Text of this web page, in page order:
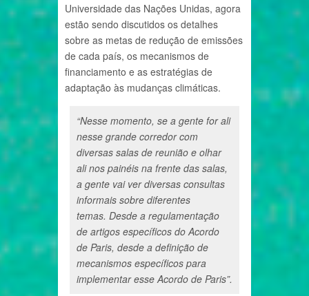
Universidade das Nações Unidas, agora
estão sendo discutidos os detalhes
sobre as metas de redução de emissões
de cada país, os mecanismos de
financiamento e as estratégias de
adaptação às mudanças climáticas.
“Nesse momento, se a gente for ali
nesse grande corredor com
diversas salas de reunião e olhar
ali nos painéis na frente das salas,
a gente vai ver diversas consultas
informais sobre diferentes
temas. Desde a regulamentação
de artigos específicos do Acordo
de Paris, desde a definição de
mecanismos específicos para
implementar esse Acordo de Paris”.